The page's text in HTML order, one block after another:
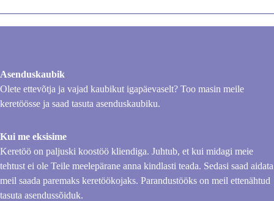
Asenduskaubik
Olete ettevõtja ja vajad kaubikut igapäevaselt? Too masin meile
keretöösse ja saad tasuta asenduskaubiku.
Kui me eksisime
Keretöö on paljuski koostöö kliendiga. Juhtub, et kui midagi meie
tehtust ei ole Teile meelepärane anna kindlasti teada. Sedasi saad aidata
meil saada paremaks keretöökojaks. Parandustööks on meil ettenähtud
tasuta asendussõiduk.